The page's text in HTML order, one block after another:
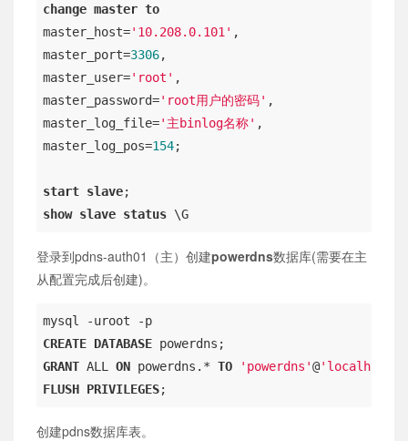
change master to
master_host='10.208.0.101' ,
master_port=3306,
master_user='root' ,
master_password='root用户的密码' ,
master_log_file='主binlog名称' ,
master_log_pos=154;
start slave
show slave status \G
登录到pdns-auth01（主）创建powerdns数据库(需要在主
从配置完成后创建)。
CREATE DATABASE
GRANT ALL ON powerdns.* TO 'powerdns'@'localhost'
FLUSH PRIVILEGES;
创建pdns数据库表。